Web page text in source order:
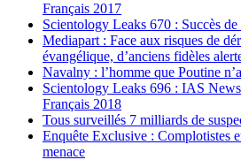
Français 2017
Scientology Leaks 670 : Succès
Mediapart : Face aux risques de
évangélique, d’anciens fidèles
Navalny : l’homme que Poutine
Scientology Leaks 696 : IAS
Français 2018
Tous surveillés 7 milliards de
Enquête Exclusive : Complotistes
menace